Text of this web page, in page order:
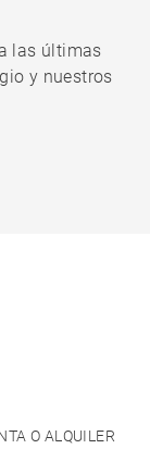
las últimas
y nuestros
O ALQUILER